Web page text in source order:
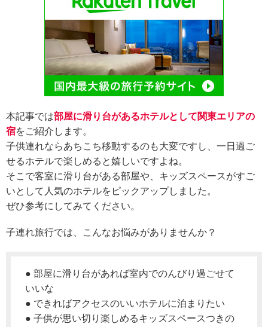
本記事では部屋に滑り台があるホテルとして関東エリアの
宿をご紹介します。
子供連れならあちこち移動するのも大変ですし、一日過ご
せるホテルで楽しめると嬉しいですよね。
そこで客室に滑り台がある部屋や、キッズスペースがすご
いとして人気のホテルをピックアップしました。
ぜひ参考にしてみてください。
子連れ旅行では、こんなお悩みがありませんか？
● 部屋に滑り台があれば室内でのんびり過ごせて
いいな
● できればアクセスのいいホテルに泊まりたい
● 子供が思い切り楽しめるキッズスペースつきの